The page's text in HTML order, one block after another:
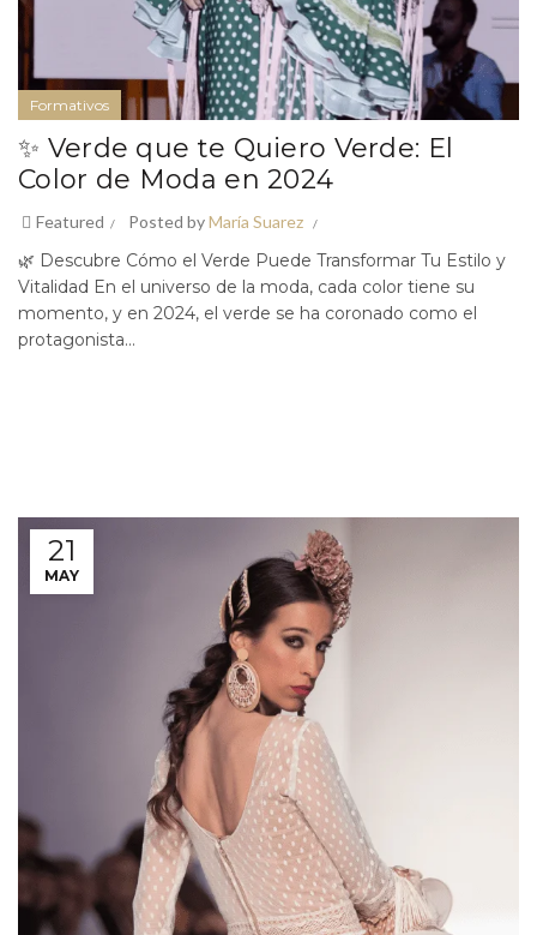
Formativos
✨ Verde que te Quiero Verde: El
Color de Moda en 2024
Featured Posted byMaría Suarez
🌿 Descubre Cómo el Verde Puede Transformar Tu Estilo y
Vitalidad En el universo de la moda, cada color tiene su
momento, y en 2024, el verde se ha coronado como el
protagonista...
21
MAY